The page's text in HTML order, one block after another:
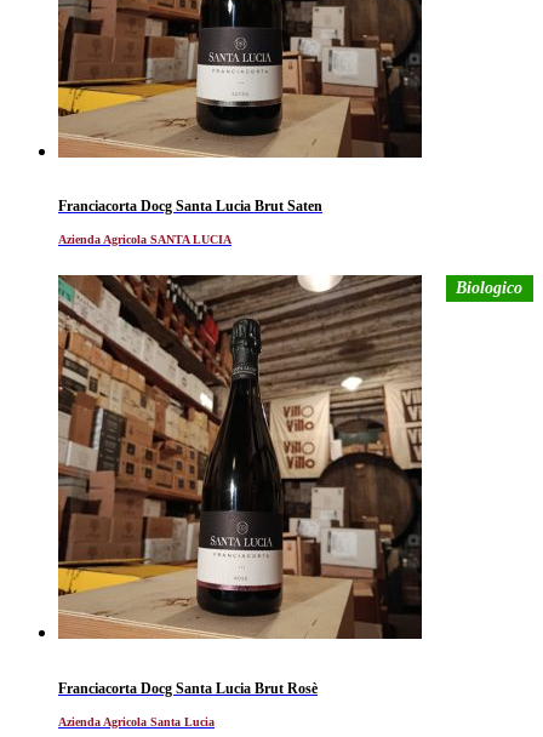
Franciacorta Docg Santa Lucia Brut Saten
Azienda Agricola SANTA LUCIA
Biologico
Franciacorta Docg Santa Lucia Brut Rosè
Azienda Agricola Santa Lucia